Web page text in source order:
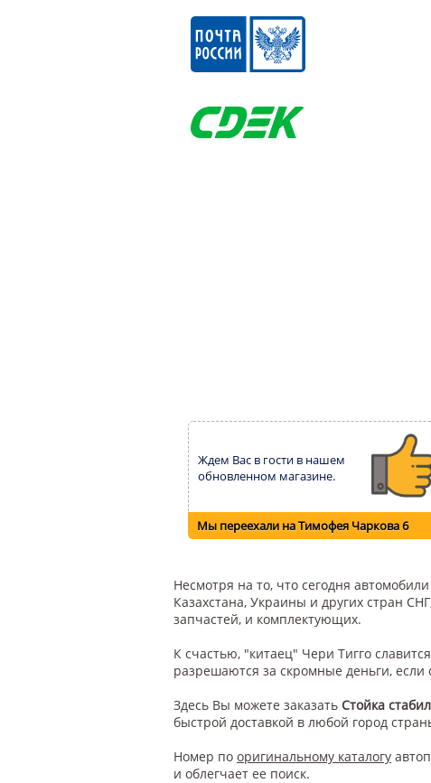
Ждем Вас в гости в нашем
обновленном магазине.
Мы переехали на Тимофея Чаркова 6
Несмотря на то, что сегодня автомобили
Казахстана, Украины и других стран
запчастей, и комплектующих.
К счастью, "китаец" Чери Тигго
разрешаются за скромные деньги,
Здесь Вы можете заказать Стойка
быстрой доставкой в любой город
Номер по оригинальному каталогу
и облегчает ее поиск.